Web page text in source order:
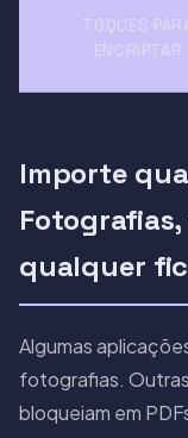
TOQUES
ENCRIPTAR
Importe
qualquer
Algumas
fotografias.
bloqueiam em